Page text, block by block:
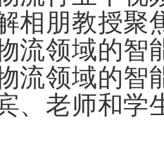
相朋教授聚
流领域的智
流领域的智
、老师和学